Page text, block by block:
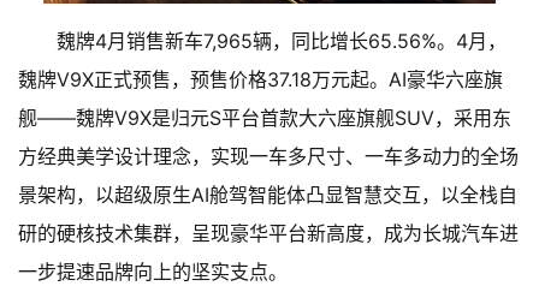
魏牌4月销售新车7,965辆，同比增长65.56%。4月，
魏牌V9X正式预售，预售价格37.18万元起。AI豪华六座旗
舰——魏牌V9X是归元S平台首款大六座旗舰SUV，采用东
方经典美学设计理念，实现一车多尺寸、一车多动力的全场
景架构，以超级原生AI舱驾智能体凸显智慧交互，以全栈自
研的硬核技术集群，呈现豪华平台新高度，成为长城汽车进
一步提速品牌向上的坚实支点。